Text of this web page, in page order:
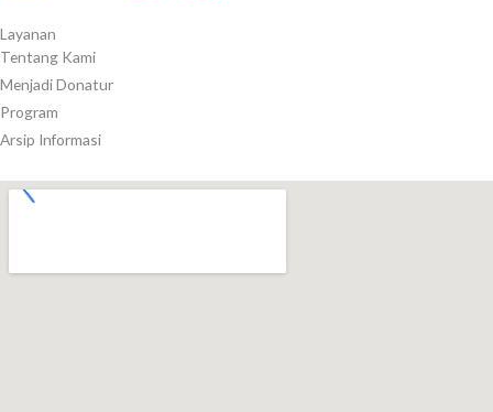
e
b
o
o
k
-
f
a
g
a
m
Layanan
Tentang Kami
Menjadi Donatur
Program
Arsip Informasi